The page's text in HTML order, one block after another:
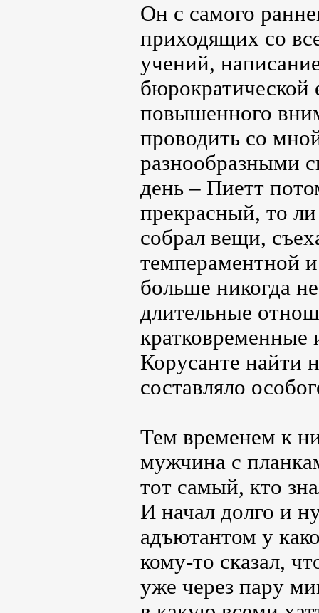
Он с самого
приходящих со
учений,
повышенного
проводить со
разнообразными
день – Пиетт
прекрасный, то
собрал вещи,
темпераментной
больше никогда
длительные
кратковременные
Корусанте найти
составляло
Тем временем к
мужчина с
тот самый, кто
И начал долго и
адъютантом у
кому-то сказал,
уже через пару